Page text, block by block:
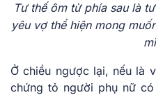
Tư thế ôm từ phía sau là
yêu vợ thể hiện mong
Ở chiều ngược lại, nếu là
chứng tỏ người phụ nữ